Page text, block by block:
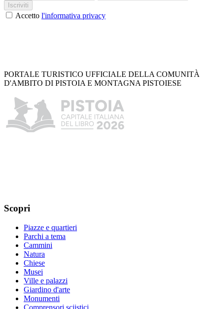
Iscriviti
Accetto l'informativa privacy
PORTALE TURISTICO UFFICIALE DELLA COMUNITÀ
D'AMBITO DI PISTOIA E MONTAGNA PISTOIESE
Scopri
Piazze e quartieri
Parchi a tema
Cammini
Natura
Chiese
Musei
Ville e palazzi
Giardino d'arte
Monumenti
Comprensori sciistici